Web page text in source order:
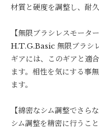
材質と硬度を調整し、耐
【無限ブラシレスモータ
H.T.G.Basic 無限ブラシ
ギアには、このギアと適
ます。相性を気にする事
ます。
【綿密なシム調整でさら
シム調整を精密に行うこ